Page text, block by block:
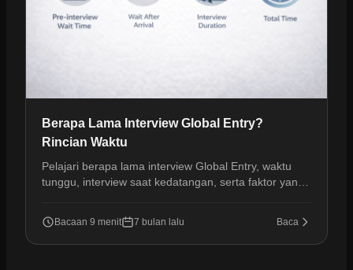
Berapa Lama Interview Global Entry?
Rincian Waktu
Pelajari berapa lama interview Global Entry, waktu
tunggu, interview saat kedatangan, serta faktor yang
Bacaan 9 menit 7 bulan lalu Baca